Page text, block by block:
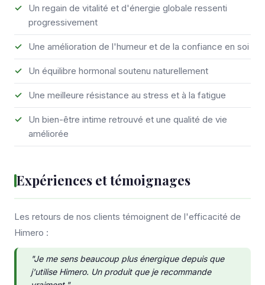
Un regain de vitalité et d'énergie globale ressenti
progressivement
Une amélioration de l'humeur et de la confiance en soi
Un équilibre hormonal soutenu naturellement
Une meilleure résistance au stress et à la fatigue
Un bien-être intime retrouvé et une qualité de vie
améliorée
Expériences et témoignages
Les retours de nos clients témoignent de l'efficacité de
Himero :
"Je me sens beaucoup plus énergique depuis que
j'utilise Himero. Un produit que je recommande